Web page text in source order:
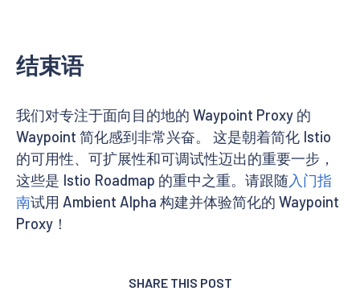
结束语
我们对专注于面向目的地的 Waypoint Proxy 的
Waypoint 简化感到非常兴奋。 这是朝着简化 Istio
的可用性、可扩展性和可调试性迈出的重要一步，
这些是 Istio Roadmap 的重中之重。请跟随入门指
南试用 Ambient Alpha 构建并体验简化的 Waypoint
Proxy！
SHARE THIS POST